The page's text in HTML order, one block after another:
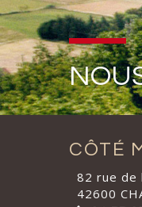
CÔTÉ
82 rue de
42600